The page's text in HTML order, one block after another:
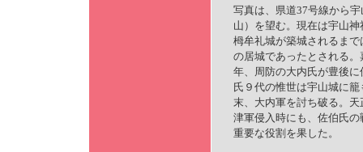
写真は、県道37号線から
山）を望む。現在は宇山
栂牟礼城が築城されるま
の居城であったとされる。
年、周防の大内氏が豊後
氏９代の惟世は宇山城に
末、大内軍を討ち破る。天
津軍侵入時にも、佐伯氏
重要な役割を果した。